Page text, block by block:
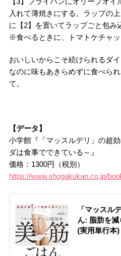
入れて薄焼きにする。ラップの
に【2】を置いてラップごと包み
※食べるときに、トマトケチャッ
おいしいからこそ続けられるダ
なのに味もあきらめずに食べら
て。
【データ】
小学館『「マッスルデリ」の超
ダは食事でできている～』
価格：1300円（税別）
https://www.shogakukan.co.jp/
「マッスル
ん: 脂肪を
(実用単行本)